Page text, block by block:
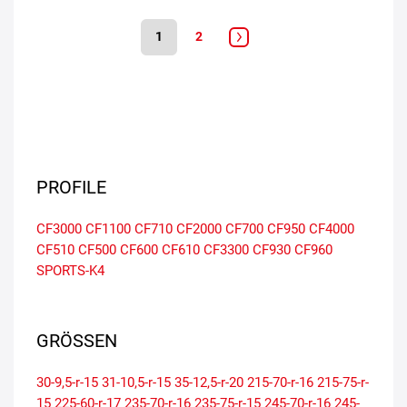
1 2
PROFILE
CF3000 CF1100 CF710 CF2000 CF700 CF950 CF4000
CF510 CF500 CF600 CF610 CF3300 CF930 CF960
SPORTS-K4
GRÖSSEN
30-9,5-r-15 31-10,5-r-15 35-12,5-r-20 215-70-r-16 215-75-r-
15 225-60-r-17 235-70-r-16 235-75-r-15 245-70-r-16 245-